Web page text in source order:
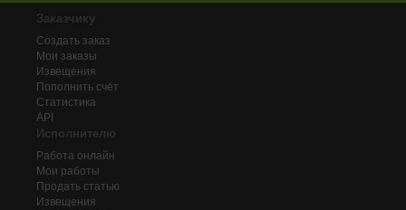
Заказчику
Создать заказ
Мои заказы
Извещения
Пополнить счёт
Статистика
API
Исполнителю
Работа онлайн
Мои работы
Продать статью
Извещения